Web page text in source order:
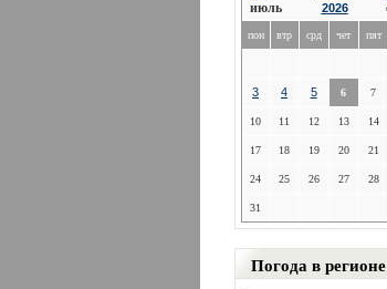
2026
пон втр срд чет пят
3 4 5 6 7
10 11 12 13 14
17 18 19 20 21
24 25 26 27 28
31
Погода в регионе